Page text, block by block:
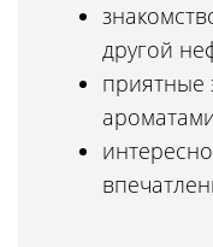
другой
приятные